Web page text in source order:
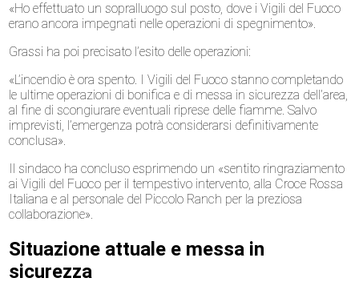
«Ho effettuato un sopralluogo sul posto, dove i Vigili del Fuoco
erano ancora impegnati nelle operazioni di spegnimento».
Grassi ha poi precisato l’esito delle operazioni:
«L’incendio è ora spento. I Vigili del Fuoco stanno completando
le ultime operazioni di bonifica e di messa in sicurezza dell’area,
al fine di scongiurare eventuali riprese delle fiamme. Salvo
imprevisti, l’emergenza potrà considerarsi definitivamente
conclusa».
Il sindaco ha concluso esprimendo un «sentito ringraziamento
ai Vigili del Fuoco per il tempestivo intervento, alla Croce Rossa
Italiana e al personale del Piccolo Ranch per la preziosa
collaborazione».
Situazione attuale e messa in
sicurezza